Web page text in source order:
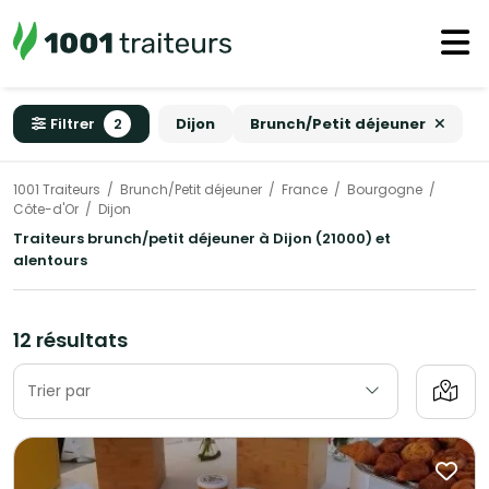
Filtrer 2 Dijon Brunch/Petit déjeuner
1001 Traiteurs Brunch/Petit déjeuner France
Bourgogne
Côte-d'Or
Dijon
Traiteurs brunch/petit déjeuner à Dijon (21000) et
alentours
12 résultats
Trier par